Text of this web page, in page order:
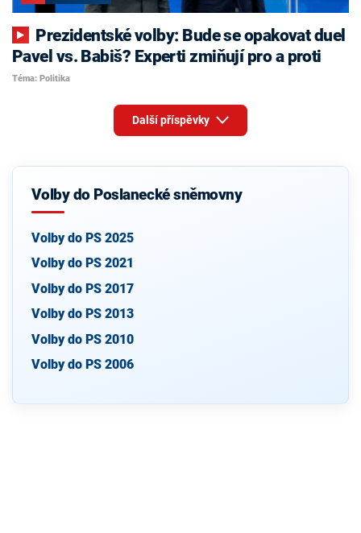
Pavel vs. Babiš? Experti zmiňují pro a proti
Téma: Politika
Další příspěvky
Volby do Poslanecké sněmovny
Volby do PS 2025
Volby do PS 2021
Volby do PS 2017
Volby do PS 2013
Volby do PS 2010
Volby do PS 2006